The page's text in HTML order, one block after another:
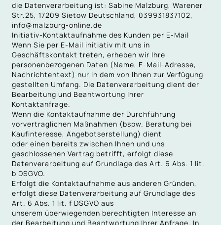
die Datenverarbeitung ist: Sabine Malzburg, Warener
Str.25, 17209 Sietow Deutschland, 039931837102,
info@malzburg-online.de
Initiativ-Kontaktaufnahme des Kunden per E-Mail
Wenn Sie per E-Mail initiativ mit uns in
Geschäftskontakt treten, erheben wir Ihre
personenbezogenen Daten (Name, E-Mail-Adresse,
Nachrichtentext) nur in dem von Ihnen zur Verfügung
gestellten Umfang. Die Datenverarbeitung dient der
Bearbeitung und Beantwortung Ihrer
Kontaktanfrage.
Wenn die Kontaktaufnahme der Durchführung
vorvertraglichen Maßnahmen (bspw. Beratung bei
Kaufinteresse, Angebotserstellung) dient
oder einen bereits zwischen Ihnen und uns
geschlossenen Vertrag betrifft, erfolgt diese
Datenverarbeitung auf Grundlage des Art. 6 Abs. 1 lit.
b DSGVO.
Erfolgt die Kontaktaufnahme aus anderen Gründen,
erfolgt diese Datenverarbeitung auf Grundlage des
Art. 6 Abs. 1 lit. f DSGVO aus
unserem überwiegenden berechtigten Interesse an
der Bearbeitung und Beantwortung Ihrer Anfrage. In